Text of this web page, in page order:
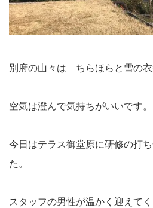
別府の山々は ちらほらと雪の
空気は澄んで気持ちがいいです。
今日はテラス御堂原に研修の打
た。
スタッフの男性が温かく迎えてく